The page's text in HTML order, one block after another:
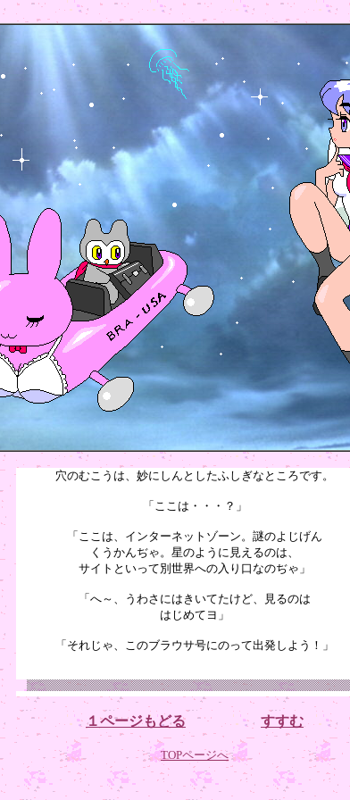
穴のむこうは、妙にしんとしたふしぎなところです。
「ここは・・・？」
「ここは、インターネットゾーン。謎のよじげん
くうかんぢゃ。星のように見えるのは、
サイトといって別世界への入り口なのぢゃ」
「へ～、うわさにはきいてたけど、見るのは
はじめてヨ」
「それじゃ、このブラウサ号にのって出発しよう！」
１ページもどる すすむ
TOPページへ